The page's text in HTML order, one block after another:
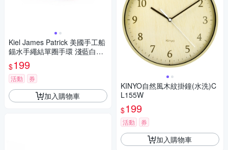
Kiel James Patrick 美國手工船
錨水手繩結單圈手環 淺藍白編
織
$199
活動 券
加入購物車
KINYO自然風木紋掛鐘(水洗)C
L155W
$199
活動 券
加入購物車